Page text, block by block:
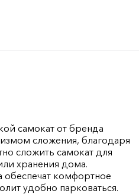
самокат от бренда
сложения, благодаря
сложить самокат для
хранения дома.
обеспечат комфортное
удобно парковаться.